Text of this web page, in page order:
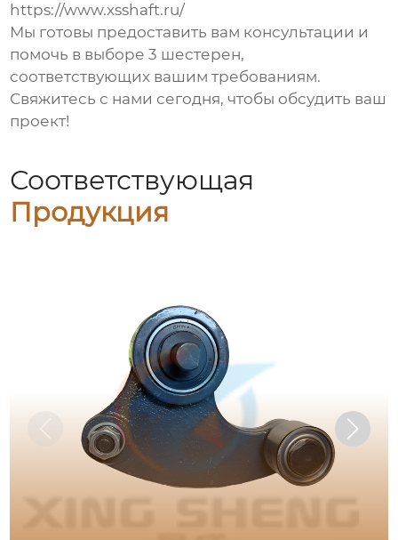
https://www.xsshaft.ru/
Мы готовы предоставить вам консультации и
помочь в выборе3 шестерен,
соответствующих вашим требованиям.
Свяжитесь с нами сегодня, чтобы обсудить ваш
проект!
Соответствующая
Продукция